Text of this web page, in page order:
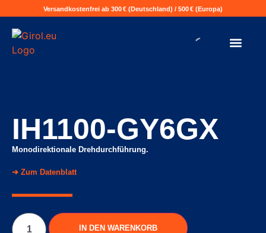
Versandkostenfrei ab 300 € (Deutschland) / 500 € (Europa)
IH1100-GY6GX
Monodirektionale Drehdurchführung.
➔ Zum Datenblatt
IN DEN WARENKORB